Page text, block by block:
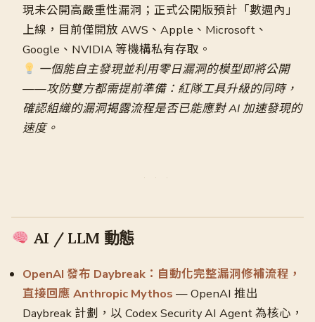
現未公開高嚴重性漏洞；正式公開版預計「數週內」
上線，目前僅開放 AWS、Apple、Microsoft、
Google、NVIDIA 等機構私有存取。
一個能自主發現並利用零日漏洞的模型即將公開
——攻防雙方都需提前準備：紅隊工具升級的同時，
確認組織的漏洞揭露流程是否已能應對 AI 加速發現的
速度。
AI / LLM 動態
OpenAI 發布 Daybreak：自動化完整漏洞修補流程，
直接回應 Anthropic Mythos — OpenAI 推出
Daybreak 計劃，以 Codex Security AI Agent 為核心，